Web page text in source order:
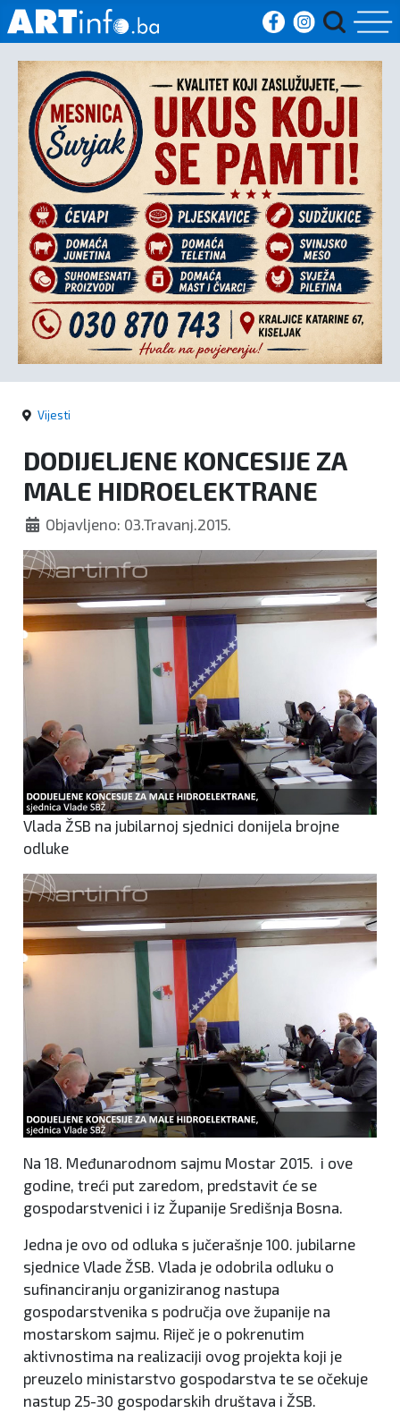
Početna
Vijesti
Sport
Kultura
Crna
kronika
Politika
Vijesti
DODIJELJENE KONCESIJE ZA
MALE HIDROELEKTRANE
Objavljeno: 03.Travanj.2015.
Vlada ŽSB na jubilarnoj sjednici donijela brojne
odluke
Na 18. Međunarodnom sajmu Mostar 2015. i ove
godine, treći put zaredom, predstavit će se
gospodarstvenici i iz Županije Središnja Bosna.
Jedna je ovo od odluka s jučerašnje 100. jubilarne
sjednice Vlade ŽSB. Vlada je odobrila odluku o
sufinanciranju organiziranog nastupa
gospodarstvenika s područja ove županije na
mostarskom sajmu. Riječ je o pokrenutim
aktivnostima na realizaciji ovog projekta koji je
preuzelo ministarstvo gospodarstva te se očekuje
nastup 25-30 gospodarskih društava i ŽSB.